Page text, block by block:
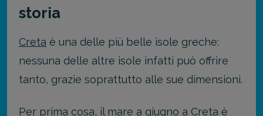
storia
Creta è una delle più belle isole greche:
nessuna delle altre isole infatti può offrire
tanto, grazie soprattutto alle sue dimensioni.
Per prima cosa, il mare a giugno a Creta è